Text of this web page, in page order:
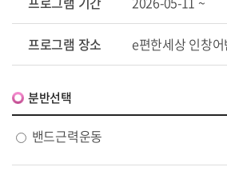
프로그램 장소 e편한세상 인창
분반선택
밴드근력운동